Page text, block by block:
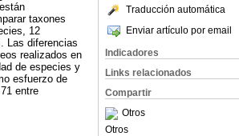
Traducción automática
Enviar artículo por email
Indicadores
Links relacionados
Compartir
Otros
Otros
taxones
12
Las diferencias
realizados en
de especies y
esfuerzo de
entre